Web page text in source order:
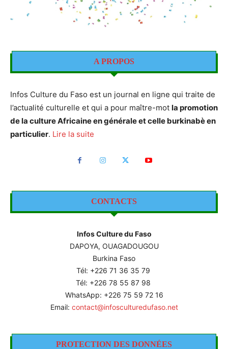
A PROPOS
Infos Culture du Faso est un journal en ligne qui traite de
l’actualité culturelle et qui a pour maître-mot la promotion
de la culture Africaine en générale et celle burkinabè en
particulier. Lire la suite
CONTACTS
Infos Culture du Faso
DAPOYA, OUAGADOUGOU
Burkina Faso
Tél: +226 71 36 35 79
Tél: +226 78 55 87 98
WhatsApp: +226 75 59 72 16
Email: contact@infosculturedufaso.net
PROTECTION DES DONNÉES